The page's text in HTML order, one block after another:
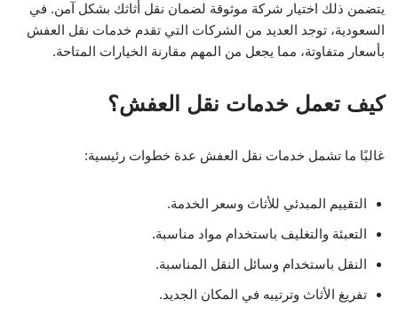
يتضمن ذلك اختيار شركة موثوقة لضمان نقل أثاثك بشكل آمن. في
السعودية، توجد العديد من الشركات التي تقدم خدمات نقل العفش
بأسعار متفاوتة، مما يجعل من المهم مقارنة الخيارات المتاحة.
كيف تعمل خدمات نقل العفش؟
غالبًا ما تشمل خدمات نقل العفش عدة خطوات رئيسية:
التقييم المبدئي للأثاث وسعر الخدمة.
التعبئة والتغليف باستخدام مواد مناسبة.
النقل باستخدام وسائل النقل المناسبة.
تفريغ الأثاث وترتيبه في المكان الجديد.